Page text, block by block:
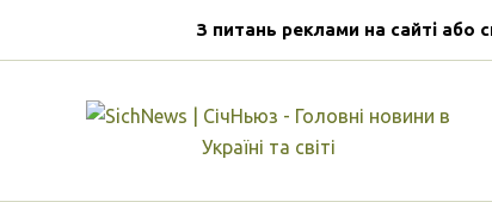
З питань реклами на сайті або